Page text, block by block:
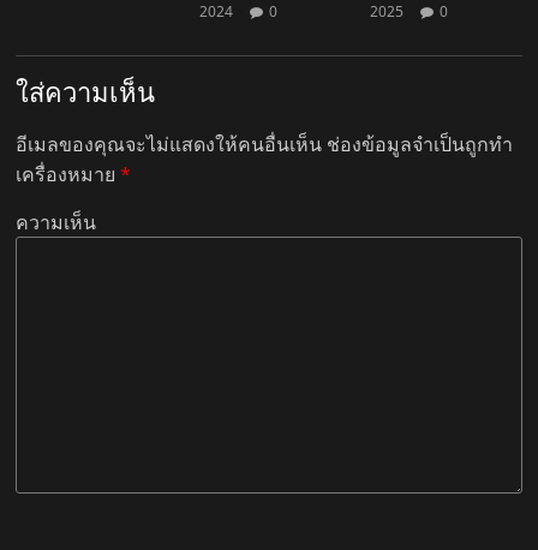
2024
0
2025
0
ใส่ความเห็น
อีเมลของคุณจะไม่แสดงให้คนอื่นเห็น ช่องข้อมูลจำเป็นถูกทำ
เครื่องหมาย*
ความเห็น